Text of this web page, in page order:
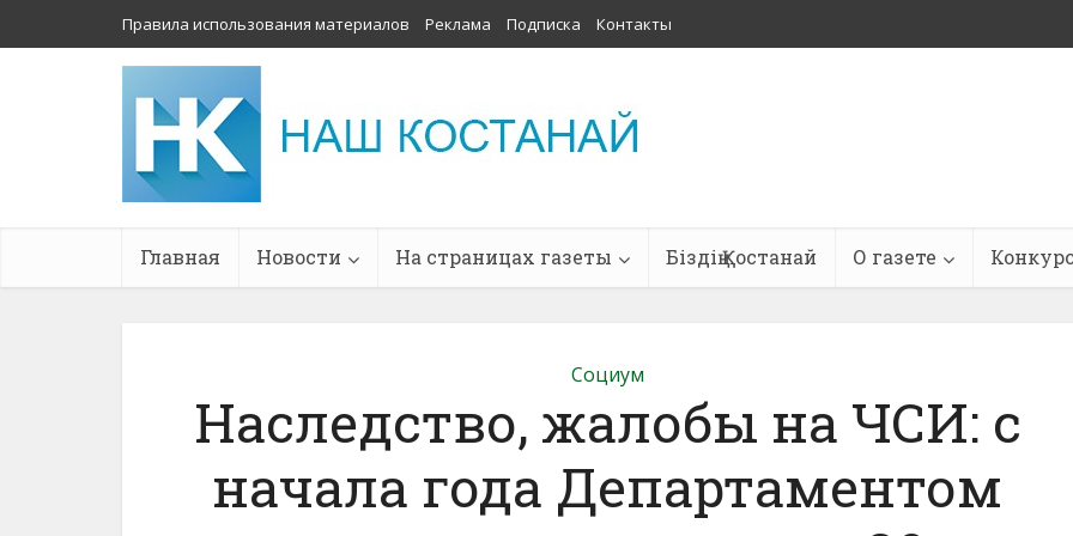
Правила использования материалов Реклама Подписка Контакты
Главная Новости На страницах газеты Біздің Қостанай О газете
Социум
Наследство, жалобы на ЧСИ: с
начала года Департаментом